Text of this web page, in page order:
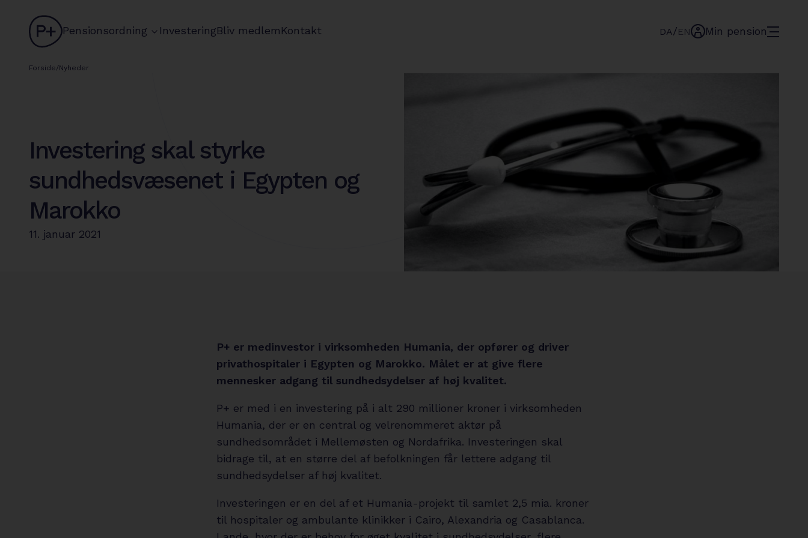
logo
Pensionsordning chevron
InvesteringBliv medlemKontakt DA/ENmin-Min pensionmenu
Forside/Nyheder
Investering skal styrke
sundhedsvæsenet i Egypten og
Marokko
11. januar 2021
P+ er medinvestor i virksomheden Humania, der opfører og driver
privathospitaler i Egypten og Marokko. Målet er at give flere
mennesker adgang til sundhedsydelser af høj kvalitet.
P+ er med i en investering på i alt 290 millioner kroner i virksomheden
Humania, der er en central og velrenommeret aktør på
sundhedsområdet i Mellemøsten og Nordafrika. Investeringen skal
bidrage til, at en større del af befolkningen får lettere adgang til
sundhedsydelser af høj kvalitet.
Investeringen er en del af et Humania-projekt til samlet 2,5 mia. kroner
til hospitaler og ambulante klinikker i Cairo, Alexandria og Casablanca.